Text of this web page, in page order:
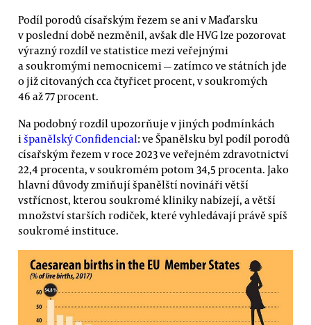
Podíl porodů císařským řezem se ani v Maďarsku
v poslední době nezměnil, avšak dle HVG lze pozorovat
výrazný rozdíl ve statistice mezi veřejnými
a soukromými nemocnicemi — zatímco ve státních jde
o již citovaných cca čtyřicet procent, v soukromých
46 až 77 procent.
Na podobný rozdíl upozorňuje v jiných podmínkách
išpanělský Confidencial: ve Španělsku byl podíl porodů
císařským řezem v roce 2023 ve veřejném zdravotnictví
22,4 procenta, v soukromém potom 34,5 procenta. Jako
hlavní důvody zmiňují španělští novináři větší
vstřícnost, kterou soukromé kliniky nabízejí, a větší
množství starších rodiček, které vyhledávají právě spíš
soukromé instituce.